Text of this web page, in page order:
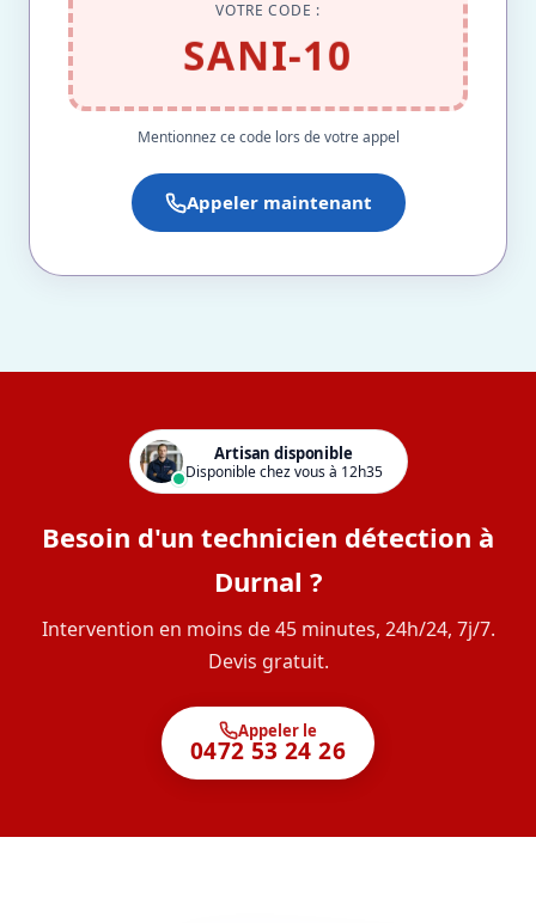
VOTRE CODE :
SANI-10
Mentionnez ce code lors de votre appel
Appeler maintenant
Artisan disponible
Disponible chez vous à 12h35
Besoin d'un technicien détection à
Durnal ?
Intervention en moins de 45 minutes, 24h/24, 7j/7.
Devis gratuit.
Appeler le
0472 53 24 26